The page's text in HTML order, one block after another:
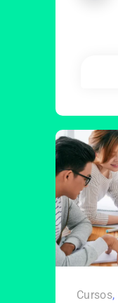
Cursos,